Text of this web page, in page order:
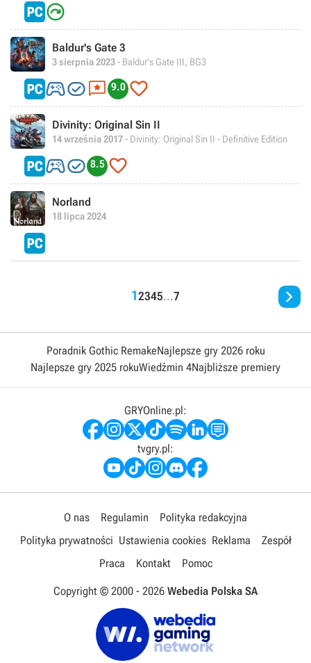

Baldur's Gate 3
3 sierpnia 2023- Baldur's Gate III, BG3
 9.0 
Divinity: Original Sin II
14 września 2017- Divinity: Original Sin II - Definitive Edition
 8.5 
Norland
18 lipca 2024
12345...7 
Poradnik Gothic RemakeNajlepsze gry 2026 roku
Najlepsze gry 2025 rokuWiedźmin 4Najbliższe premiery
GRYOnline.pl:
tvgry.pl:
O nas Regulamin
Polityka redakcyjna
Polityka prywatności Ustawienia cookies Reklama
Zespół
Praca
Kontakt Pomoc
Copyright © 2000 - 2026 Webedia Polska SA